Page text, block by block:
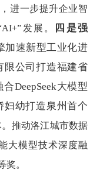
进一步提升企业智
发展。
四是强
加速新型工业化进
限公司打造福建省
DeepSeek大模型
妇幼打造泉州首个
推动洛江城市数据
大模型技术深度融
奖。